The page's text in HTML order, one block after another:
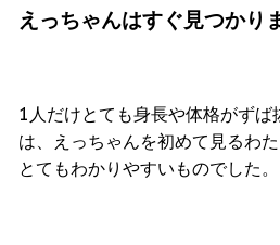
えっちゃんはすぐ見つかり
1人だけとても身長や体格がず
は、えっちゃんを初めて見るわ
とてもわかりやすいものでした。